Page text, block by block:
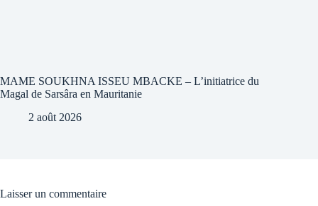
MAME SOUKHNA ISSEU MBACKE – L’initiatrice du
Magal de Sarsâra en Mauritanie
2 août 2026
Laisser un commentaire